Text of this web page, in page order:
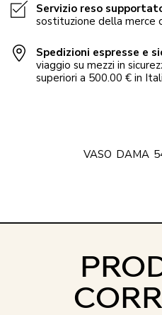
Servizio reso
sostituzione della merce
Spedizioni espresse e
viaggio su mezzi in
superiori a 500.00 € in
VASO DAMA